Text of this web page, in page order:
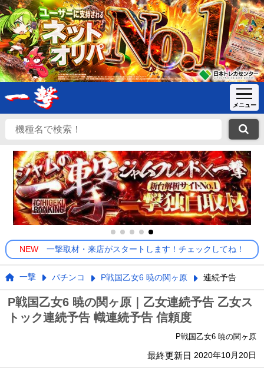
NEW 一撃取材・来店がスタートします！チェックしてね！
一撃 パチンコ P戦国乙女6 暁の関ヶ原 連続予告
P戦国乙女6 暁の関ヶ原｜乙女連続予告 乙女ス
トック連続予告 幟連続予告 信頼度
P戦国乙女6 暁の関ヶ原
最終更新日 2020年10月20日